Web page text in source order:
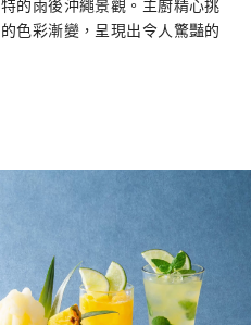
的雨後沖繩景觀。主廚精心挑
色彩漸變，呈現出令人驚豔的